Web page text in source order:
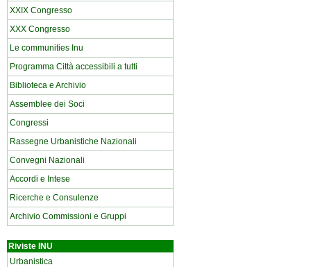
XXIX Congresso
XXX Congresso
Le communities Inu
Programma Città accessibili a tutti
Biblioteca e Archivio
Assemblee dei Soci
Congressi
Rassegne Urbanistiche Nazionali
Convegni Nazionali
Accordi e Intese
Ricerche e Consulenze
Archivio Commissioni e Gruppi
Riviste INU
Urbanistica